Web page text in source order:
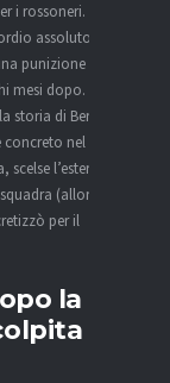
rossoneri. Ma
assoluto di
punizione beffa
dopo. Tra
di Berardi e
nel 2022.
l’esterno del
(allora)
per il
la
in